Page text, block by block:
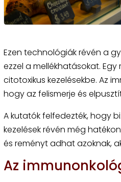
Ezen technológiák révén a
ezzel a mellékhatásokat.
citotoxikus kezelésekbe. Az
hogy az felismerje és
A kutatók felfedezték, hogy
kezelések révén még
és reményt adhat azoknak,
Az